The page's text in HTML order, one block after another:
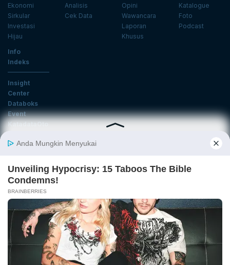
Ekonomi
Sirkular
Investasi
Hijau
Analisis
Cek Data
Opini
Wawancara
Laporan
Khusus
Katalogue
Foto
Podcast
Info
Indeks
Insight
Center
Databoks
Event
KatadataOto
Email
Tentang Katadata Advertising Karier
Pedoman Media Siber
Kebijakan Privasi
Disclaimer
Hubungi Kami
©2026 Katadata. Hak cipta dilindungi Undang-undang.